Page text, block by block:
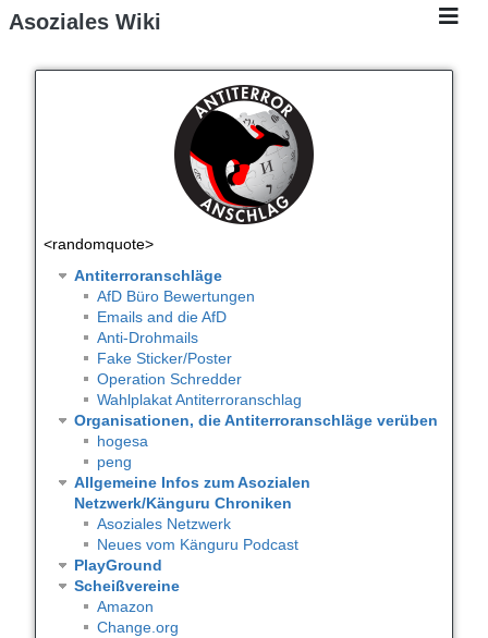
Asoziales Wiki
<randomquote>
Antiterroranschläge
AfD Büro Bewertungen
Emails and die AfD
Anti-Drohmails
Fake Sticker/Poster
Operation Schredder
Wahlplakat Antiterroranschlag
Organisationen, die Antiterroranschläge verüben
hogesa
peng
Allgemeine Infos zum Asozialen
Netzwerk/Känguru Chroniken
Asoziales Netzwerk
Neues vom Känguru Podcast
PlayGround
Scheißvereine
Amazon
Change.org